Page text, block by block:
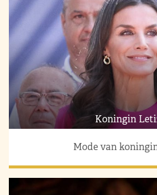
Koningin
Mode van